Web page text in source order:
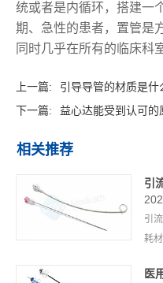
统或者是内循环，搭建一
期、急性的患者，置管是
同时几乎在所有的临床科
上一篇:
引导导管的材质是什
下一篇:
益心达能受到认可的
相关推荐
引
引
耗
医